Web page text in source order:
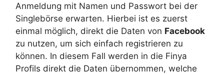
Anmeldung mit Namen und Passwort bei der
Singlebörse erwarten. Hierbei ist es zuerst
einmal möglich, direkt die Daten von Facebook
zu nutzen, um sich einfach registrieren zu
können. In diesem Fall werden in die Finya
Profils direkt die Daten übernommen, welche